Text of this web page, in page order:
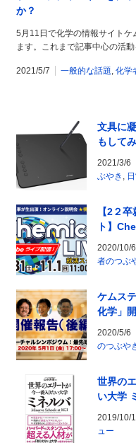
か？
5月11日で化学の情報サイトケ
ます。これまで記事中心の活
2021/5/7 一般的な話題, 化学
文具に
もして
PEN
2021/3/6
ぶやき ,
【2２
ト】
ライブ
11/1（
2020/10/6
者のつぶ
ケムス
化学」
2020/5/6
のつぶや
世界の
い大学
2019/10/
ュー